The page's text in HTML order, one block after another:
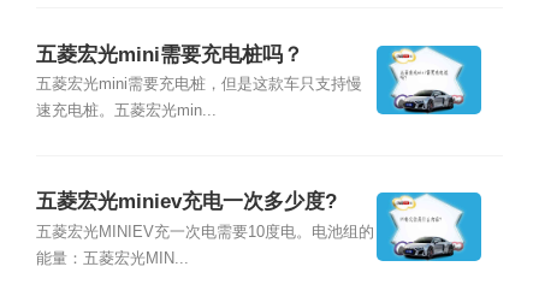
五菱宏光mini需要充电桩吗？
五菱宏光mini需要充电桩，但是这款车只支持慢
速充电桩。五菱宏光min...
五菱宏光miniev充电一次多少度?
五菱宏光MINIEV充一次电需要10度电。电池组的
能量：五菱宏光MIN...